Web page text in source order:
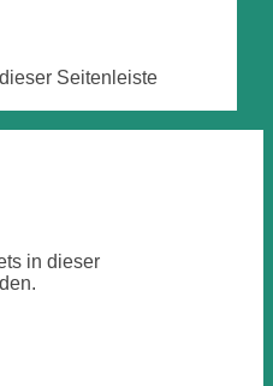
Seitenleiste
in dieser